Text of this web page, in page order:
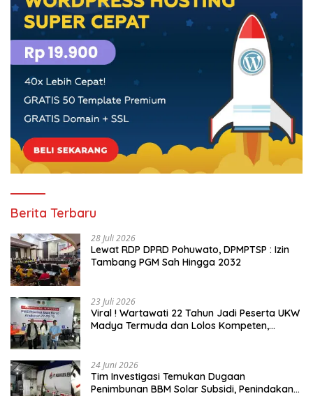
Berita Terbaru
28 Juli 2026
Lewat RDP DPRD Pohuwato, DPMPTSP : Izin
Tambang PGM Sah Hingga 2032
23 Juli 2026
Viral ! Wartawati 22 Tahun Jadi Peserta UKW
Madya Termuda dan Lolos Kompeten,
24 Juni 2026
Tim Investigasi Temukan Dugaan
Penimbunan BBM Solar Subsidi, Penindakan